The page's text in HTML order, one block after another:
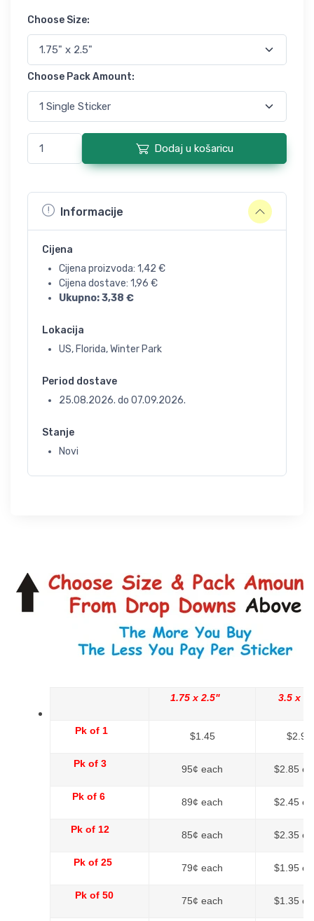
Choose Size:
Choose Pack Amount:
Dodaj u košaricu
Informacije
Cijena
Cijena proizvoda: 1,42 €
Cijena dostave: 1,96 €
Ukupno:3,38 €
Lokacija
US, Florida, Winter Park
Period dostave
25.08.2026. do 07.09.2026.
Stanje
Novi